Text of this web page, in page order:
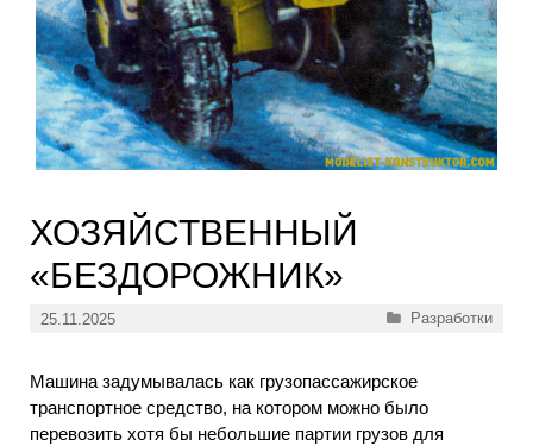
ХОЗЯЙСТВЕННЫЙ
«БЕЗДОРОЖНИК»
25.11.2025 Рубрики
Разработки
Машина задумывалась как грузопассажирское
транспортное средство, на котором можно было
перевозить хотя бы небольшие партии грузов для